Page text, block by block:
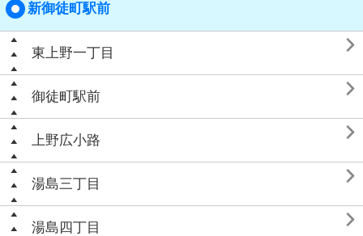
新御徒町駅前
東上野一丁目 
御徒町駅前 
上野広小路 
湯島三丁目 
湯島四丁目 